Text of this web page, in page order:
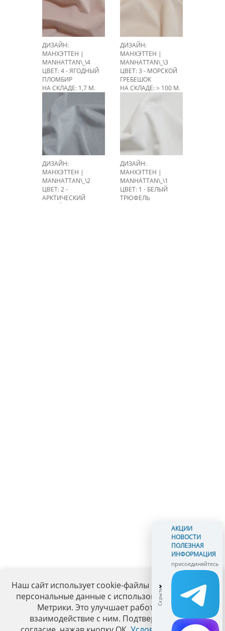
ДИЗАЙН:
МАНХЭТТЕН |
MANHATTAN\_\4
ЦВЕТ: 4 - ЯГОДНЫЙ
ПЛОМБИР
НА СКЛАДЕ: 1,7 М.
ДИЗАЙН:
МАНХЭТТЕН |
MANHATTAN\_\3
ЦВЕТ: 3 - МОРСКОЙ
ГРЕБЕШОК
НА СКЛАДЕ: > 100 М.
ДИЗАЙН:
МАНХЭТТЕН |
MANHATTAN\_\2
ЦВЕТ: 2 -
АРКТИЧЕСКИЙ
ДИЗАЙН:
МАНХЭТТЕН |
MANHATTAN\_\1
ЦВЕТ: 1 - БЕЛЫЙ
ТРЮФЕЛЬ
Наш сайт использует cookie-файлы и обрабатывает
персональные данные с использованием Яндекс
Метрики. Это улучшает работу сайта и
взаимодействие с ним. Подтвердите ваше
АКЦИИ
НОВОСТИ
ПОЛЕЗНАЯ
ИНФОРМАЦИЯ
присоединяйтесь